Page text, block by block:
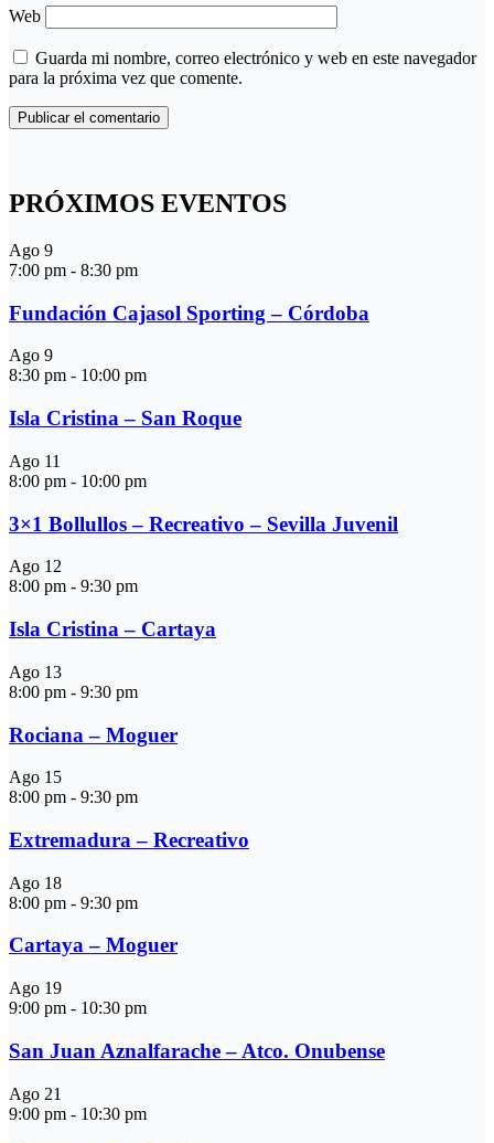
Web
Guarda mi nombre, correo electrónico y web en este navegador
para la próxima vez que comente.
PRÓXIMOS EVENTOS
Ago 9
7:00 pm - 8:30 pm
Fundación Cajasol Sporting – Córdoba
Ago 9
8:30 pm - 10:00 pm
Isla Cristina – San Roque
Ago 11
8:00 pm - 10:00 pm
3×1 Bollullos – Recreativo – Sevilla Juvenil
Ago 12
8:00 pm - 9:30 pm
Isla Cristina – Cartaya
Ago 13
8:00 pm - 9:30 pm
Rociana – Moguer
Ago 15
8:00 pm - 9:30 pm
Extremadura – Recreativo
Ago 18
8:00 pm - 9:30 pm
Cartaya – Moguer
Ago 19
9:00 pm - 10:30 pm
San Juan Aznalfarache – Atco. Onubense
Ago 21
9:00 pm - 10:30 pm